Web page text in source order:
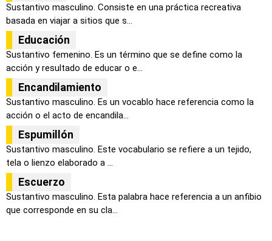
Sustantivo masculino. Consiste en una práctica recreativa
basada en viajar a sitios que s...
Educación
Sustantivo femenino. Es un término que se define como la
acción y resultado de educar o e...
Encandilamiento
Sustantivo masculino. Es un vocablo hace referencia como la
acción o el acto de encandila...
Espumillón
Sustantivo masculino. Este vocabulario se refiere a un tejido,
tela o lienzo elaborado a ...
Escuerzo
Sustantivo masculino. Esta palabra hace referencia a un anfibio
que corresponde en su cla...